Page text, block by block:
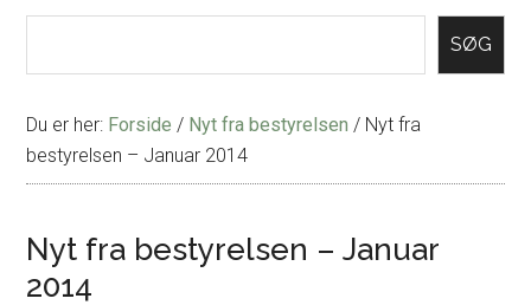
SØG
Du er her: Forside / Nyt fra bestyrelsen / Nyt fra
bestyrelsen – Januar 2014
Nyt fra bestyrelsen – Januar
2014